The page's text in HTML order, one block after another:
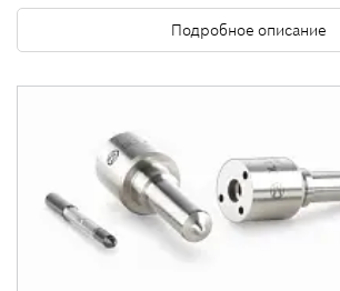
Подробное описание